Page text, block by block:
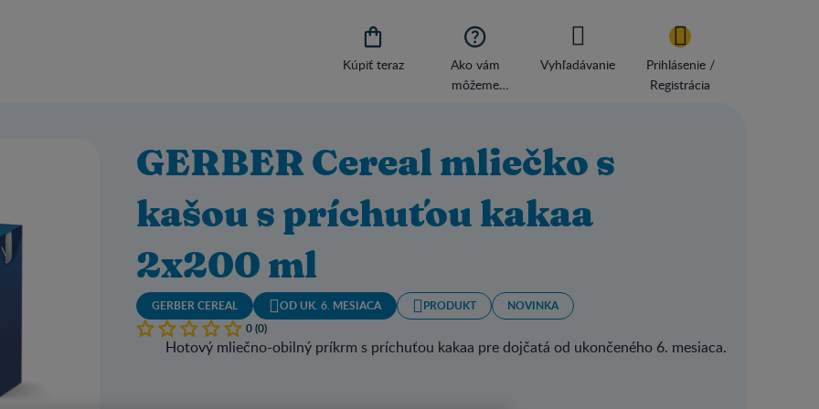

Kúpiť teraz

Ako vám
môžeme
Vyhľadávanie
Prihlásenie /
Registrácia
GERBER Cereal mliečko s
kašou s príchuťou kakaa
2x200 ml
GERBER CEREAL OD UK. 6. MESIACA PRODUKT
NOVINKA
0 (0)
Hotový mliečno-obilný príkrm s príchuťou kakaa pre dojčatá od ukončeného 6. mesiaca.